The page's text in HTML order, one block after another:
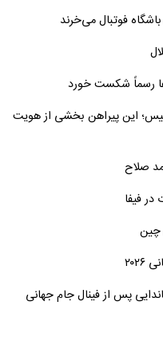
فوتبال می‌خرند
رسماً شکست خورد
این پیراهن بخشی از هویت
صلاح
فیفا
چین
پس از فینال جام جهانی